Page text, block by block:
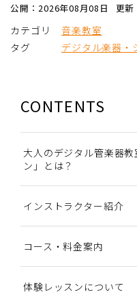
公開：2026年08月08日 更
カテゴリ
音楽教室
タグ
デジタル楽器・
CONTENTS
大人のデジタル管楽器
ン」とは？
インストラクター紹介
コース・料金案内
体験レッスンについて